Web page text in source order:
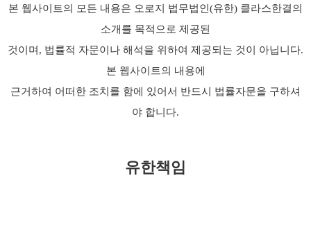
본 웹사이트의 모든 내용은 오로지 법무법인(유한) 클라스한결의
소개를 목적으로 제공된
것이며, 법률적 자문이나 해석을 위하여 제공되는 것이 아닙니다.
본 웹사이트의 내용에
근거하여 어떠한 조치를 함에 있어서 반드시 법률자문을 구하셔
야 합니다.
유한책임